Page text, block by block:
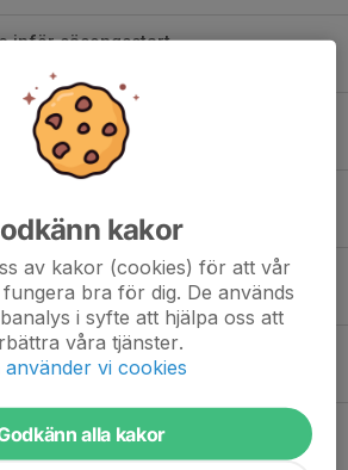
inför säsongsstart
0
0
0
och träningar
0
från föräldramötet 2023-03-30
kakor
av kakor (cookies) för att vår
bra för dig. De används
i syfte att hjälpa oss att
våra tjänster.
använder vi cookies
alla kakor